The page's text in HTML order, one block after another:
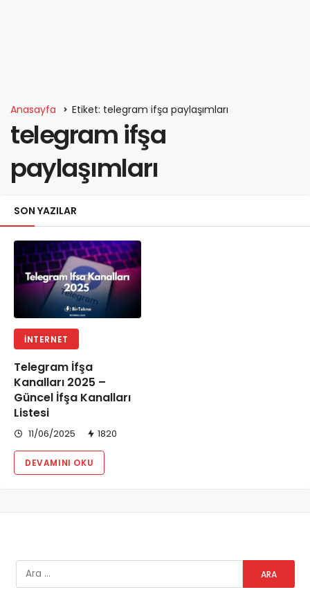
Anasayfa Etiket: telegram ifşa paylaşımları
telegram ifşa
paylaşımları
SON YAZILAR
İNTERNET
Telegram İfşa
Kanalları 2025 –
Güncel İfşa Kanalları
Listesi
11/06/2025 1820
DEVAMINI OKU